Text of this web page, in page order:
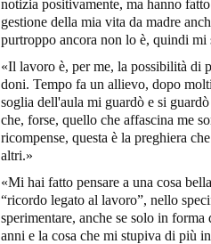
notizia positivamente, ma hanno
gestione della mia vita da madre
purtroppo ancora non lo è, quindi mi
«Il lavoro è, per me, la possibilità di
doni. Tempo fa un allievo, dopo
soglia dell'aula mi guardò e si
che, forse, quello che affascina me
ricompense, questa è la preghiera
altri.»
«Mi hai fatto pensare a una cosa
“ricordo legato al lavoro”, nello
sperimentare, anche se solo in
anni e la cosa che mi stupiva di più